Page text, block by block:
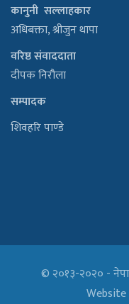
कानुनी सल्लाहकार
अधिबक्ता, श्रीजुन थापा
वरिष्ठ संवाददाता
दीपक निरौला
सम्पादक
शिवहरि पाण्डे
© २०१३-२०२० -
Website